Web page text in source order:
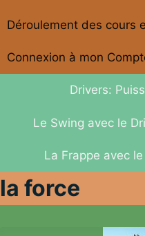
Déroulement des cours
Connexion à mon
Drivers:
Le Swing avec le
La Frappe avec
la force